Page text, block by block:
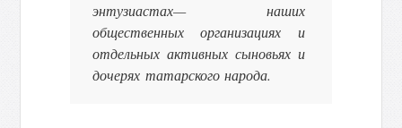
энтузиастах— наших
общественных организациях и
отдельных активных сыновьях и
дочерях татарского народа.